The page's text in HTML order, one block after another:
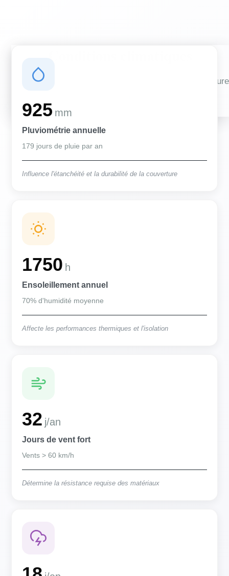
Des conditions qui influencent vos travaux de couverture
925 mm
Pluviométrie annuelle
179 jours de pluie par an
Influence l'étanchéité et la durabilité de la couverture
1750 h
Ensoleillement annuel
70% d'humidité moyenne
Affecte les performances thermiques et l'isolation
32 j/an
Jours de vent fort
Vents > 60 km/h
Détermine la résistance requise des matériaux